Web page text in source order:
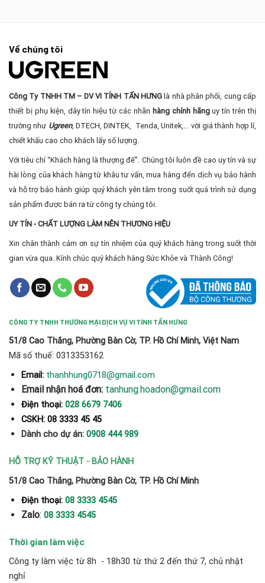
Về chúng tôi
Công Ty TNHH TM – DV VI TÍNH TẤN HƯNG là nhà phân phối, cung cấp
thiết bị phụ kiện, dây tín hiệu từ các nhãn hàng chính hãnguy tín trên thị
trường như Ugreen, DTECH, DINTEK, Tenda, Unitek,… với giá thành hợp lí,
chiết khấu cao cho khách lấy số lượng.
Với tiêu chí “Khách hàng là thượng đế”. Chúng tôi luôn đề cao uy tín và sự
hài lòng của khách hàng từ khâu tư vấn, mua hàng đến dịch vụ bảo hành
và hỗ trợ bảo hành giúp quý khách yên tâm trong suốt quá trình sử dụng
sản phẩm được bán ra từ công ty chúng tôi.
UY TÍN - CHẤT LƯỢNG LÀM NÊN THƯƠNG HIỆU
Xin chân thành cảm ơn sự tín nhiệm của quý khách hàng trong suốt thời
gian vừa qua. Kính chúc quý khách hàng Sức Khỏe và Thành Công!
CÔNG TY TNHH THƯƠNG MẠI DỊCH VỤ VI TÍNH TẤN HƯNG
51/8 Cao Thắng, Phường Bàn Cờ, TP. Hồ Chí Minh, Việt Nam
Mã số thuế: 0313353162
Email: thanhhung0718@gmail.com
Email nhận hoá đơn: tanhung.hoadon@gmail.com
Điện thoại: 028 6679 7406
CSKH: 08 3333 45 45
Dành cho dự án: 0908 444 989
HỖ TRỢ KỸ THUẬT - BẢO HÀNH
51/8 Cao Thắng, Phường Bàn Cờ, TP. Hồ Chí Minh
Điện thoại: 08 3333 4545
Zalo: 08 3333 4545
Thời gian làm việc
Công ty làm việc từ 8h - 18h30 từ thứ 2 đến thứ 7, chủ nhật
nghỉ